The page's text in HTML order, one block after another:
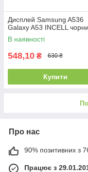
Дисплей Samsung A536
Galaxy A53 INCELL
В наявності
548,10 ₴ 630 ₴
Купити
Про нас
90% позитивних з
Працює з